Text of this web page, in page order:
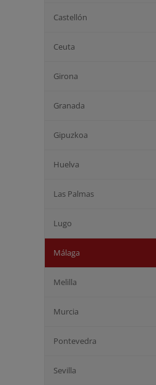
Castellón
Ceuta
Girona
Granada
Gipuzkoa
Huelva
Las Palmas
Lugo
Málaga
Melilla
Murcia
Pontevedra
Sevilla